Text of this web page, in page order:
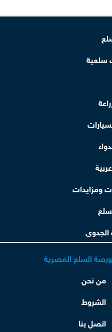
سلعية
ومزايدات
السلع المصرية
من نحن
الشروط
اتصل بنا